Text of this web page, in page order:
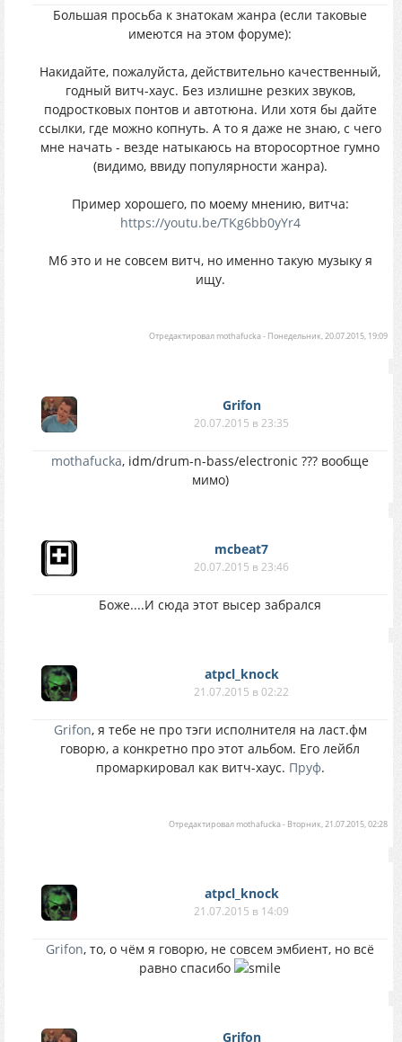
Большая просьба к знатокам жанра (если таковые
имеются на этом форуме):
Накидайте, пожалуйста, действительно качественный,
годный витч-хаус. Без излишне резких звуков,
подростковых понтов и автотюна. Или хотя бы дайте
ссылки, где можно копнуть. А то я даже не знаю, с чего
мне начать - везде натыкаюсь на второсортное гумно
(видимо, ввиду популярности жанра).
Пример хорошего, по моему мнению, витча:
https://youtu.be/TKg6bb0yYr4
Мб это и не совсем витч, но именно такую музыку я
ищу.
Отредактировал mothafucka- Понедельник, 20.07.2015, 19:09
Grifon
20.07.2015 в 23:35
mothafucka, idm/drum-n-bass/electronic ??? вообще
мимо)
mcbeat7
20.07.2015 в 23:46
Боже....И сюда этот высер забрался
atpcl_knock
21.07.2015 в 02:22
Grifon, я тебе не про тэги исполнителя на ласт.фм
говорю, а конкретно про этот альбом. Его лейбл
промаркировал как витч-хаус. Пруф.
Отредактировал mothafucka- Вторник, 21.07.2015, 02:28
atpcl_knock
21.07.2015 в 14:09
Grifon, то, о чём я говорю, не совсем эмбиент, но всё
равно спасибо
Grifon